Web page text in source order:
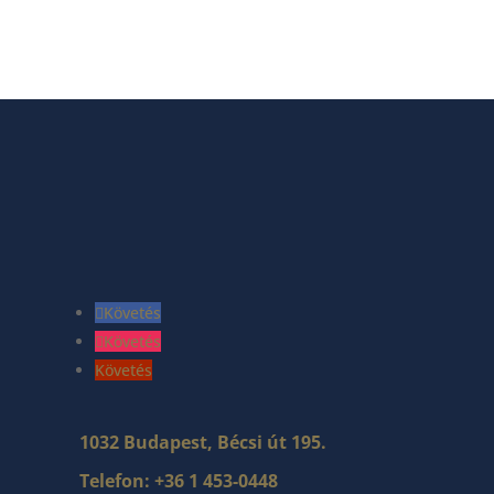
Követés
Követés
Követés
1032 Budapest, Bécsi út 195.
Telefon: +36 1 453-0448